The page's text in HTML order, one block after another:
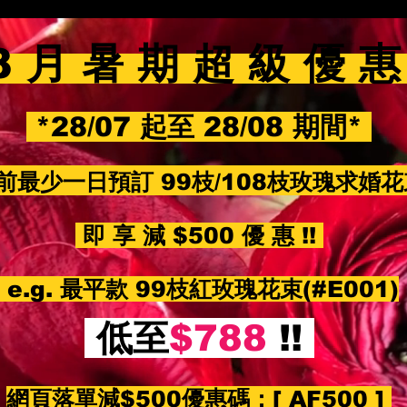
月 暑 期 超 級 優
*28/07 起至 28/08 期間*
最少一日預訂 99枝/108枝玫瑰求婚
即 享 減 $500 優 惠 !!
e.g. 最平款 99枝紅玫瑰花束(#E001)
低至$788 !!
網頁落單減$500優惠碼： [ AF500 ]